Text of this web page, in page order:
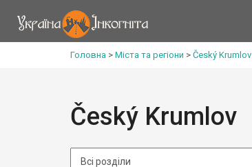
Головна > Міста та регіони > Český Krumlov
Český Krumlov